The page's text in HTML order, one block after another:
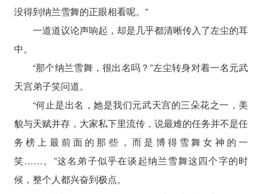
没得到纳兰雪舞的正眼相看呢。”
一道道议论声响起，却是几乎都清晰传入了左尘的耳
中。
“那个纳兰雪舞，很出名吗？”左尘转身对着一名元武
天宫弟子笑问道。
“何止是出名，她是我们元武天宫的三朵花之一，美
貌与天赋并存，大家私下里流传，说最难的任务并不是任
务榜上最前面的那些，而是博得雪舞女神的一
笑……。”这名弟子似乎在谈起纳兰雪舞这四个字的时
候，整个人都兴奋到极点。